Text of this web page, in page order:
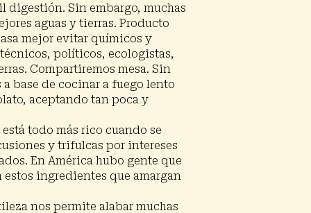
digestión. Sin embargo, muchas
aguas y tierras. Producto
mejor evitar químicos y
políticos, ecologistas,
Compartiremos mesa. Sin
base de cocinar a fuego lento
aceptando tan poca y
todo más rico cuando se
y trifulcas por intereses
En América hubo gente que
ingredientes que amargan
nos permite alabar muchas